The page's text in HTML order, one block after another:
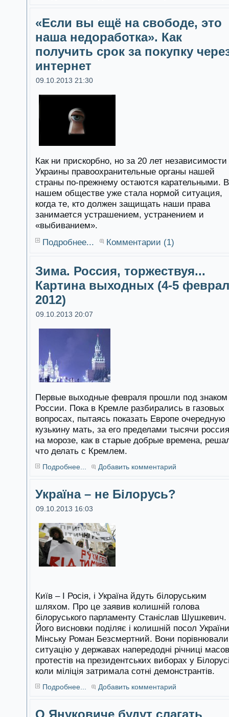
«Если вы ещё на свободе, это
наша недоработка». Как
получить срок за покупку
интернет
09.10.2013 21:30
Как ни прискорбно, но за 20 лет независимости
Украины правоохранительные органы нашей
страны по-прежнему остаются карательными. В
нашем обществе уже стала нормой ситуация,
когда те, кто должен защищать наши права
занимается устрашением, устранением и
«выбиванием».
Подробнее...
Комментарии (1)
Зима. Россия, торжествуя...
Картина выходных (4-5
2012)
09.10.2013 20:07
Первые выходные февраля прошли под знаком
России. Пока в Кремле разбирались в газовых
вопросах, пытаясь показать Европе очередную
кузькину мать, за его пределами тысячи
на морозе, как в старые добрые времена,
что делать с Кремлем.
Подробнее... Добавить комментарий
Україна – не Білорусь?
09.10.2013 16:03
Київ – І Росія, і Україна йдуть білоруським
шляхом. Про це заявив колишній голова
білоруського парламенту Станіслав Шушкевич.
Його висновки поділяє і колишній посол
Мінську Роман Безсмертний. Вони порівнювали
ситуацію у державах напередодні річниці
протестів на президентських виборах у
коли міліція затримала сотні демонстрантів.
Подробнее... Добавить комментарий
О Януковиче будут слагать